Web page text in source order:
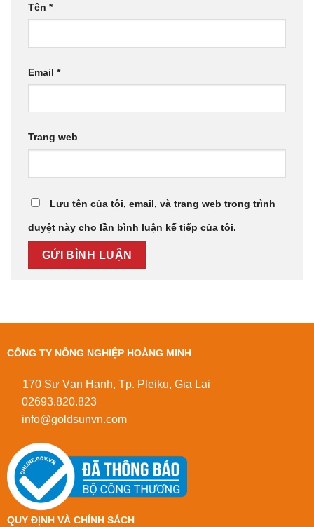
Tên *
Email *
Trang web
Lưu tên của tôi, email, và trang web trong trình
duyệt này cho lần bình luận kế tiếp của tôi.
CÔNG TY NÔNG NGHIỆP HOÀNG MINH
170 Sư Vạn Hạnh, Tp. Pleiku, Gia Lai
02693.820.823
info@goldsunvn.com
QUY ĐỊNH VÀ CHÍNH SÁCH